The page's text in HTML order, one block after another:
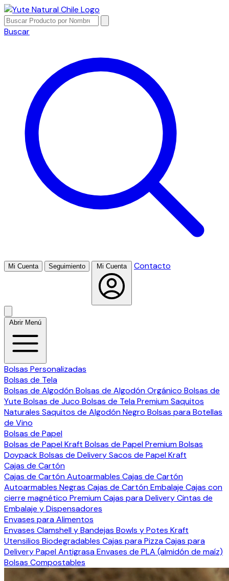
Buscar
Mi Cuenta Seguimiento Mi Cuenta Contacto
Abrir Menú
Bolsas Personalizadas
Bolsas de Tela
Bolsas de AlgodónBolsas de Algodón Orgánico Bolsas de
Yute Bolsas de Juco Bolsas de Tela PremiumSaquitos
Naturales Saquitos de Algodón Negro Bolsas para Botellas
de Vino
Bolsas de Papel
Bolsas de Papel Kraft Bolsas de Papel PremiumBolsas
DoypackBolsas de DeliverySacos de Papel Kraft
Cajas de Cartón
Cajas de Cartón Autoarmables Cajas de Cartón
Autoarmables Negras Cajas de Cartón Embalaje Cajas con
cierre magnético PremiumCajas para DeliveryCintas de
Embalaje y Dispensadores
Envases para Alimentos
Envases Clamshell y Bandejas Bowls y Potes Kraft
Utensilios Biodegradables Cajas para PizzaCajas para
DeliveryPapel AntigrasaEnvases de PLA (almidón de maíz)
Bolsas Compostables